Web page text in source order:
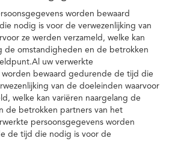
worden bewaard
nodig is voor de verwezenlijking van
ze werden verzameld, welke kan
de omstandigheden en de betrokken
uw verwerkte
worden bewaard gedurende de tijd die
van de doeleinden waarvoor
welke kan variëren naargelang de
de betrokken partners van het
persoonsgegevens worden
de tijd die nodig is voor de